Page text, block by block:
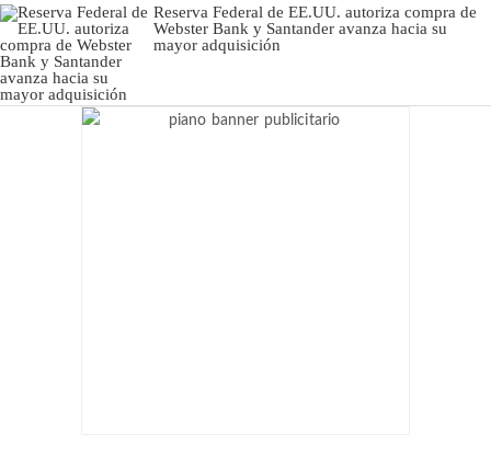
Reserva Federal de EE.UU. autoriza compra de
Webster Bank y Santander avanza hacia su
mayor adquisición